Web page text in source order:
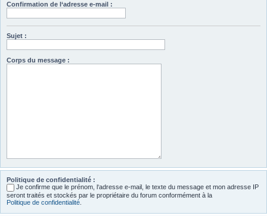
Confirmation de l‘adresse e-mail :
Sujet :
Corps du message :
Politique de confidentialité :
Je confirme que le prénom, l‘adresse e-mail, le texte du message et mon adresse IP
seront traités et stockés par le propriétaire du forum conformément à la
Politique de confidentialité